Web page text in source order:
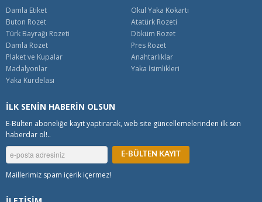
Damla Etiket
Okul Yaka Kokartı
Buton Rozet
Atatürk Rozeti
Türk Bayrağı Rozeti
Döküm Rozet
Damla Rozet
Pres Rozet
Plaket ve Kupalar
Anahtarlıklar
Madalyonlar
Yaka İsimlikleri
Yaka Kurdelası
İLK SENİN HABERİN OLSUN
E-Bülten aboneliğe kayıt yaptırarak, web site güncellemelerinden ilk sen
haberdar ol!..
Maillerimiz spam içerik içermez!